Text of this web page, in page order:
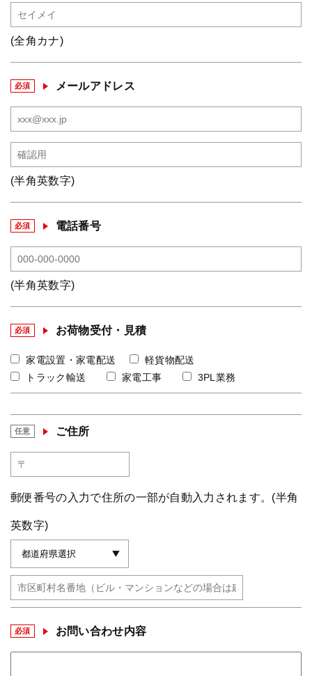
(全角カナ)
必須 メールアドレス
(半角英数字)
必須 電話番号
(半角英数字)
必須 お荷物受付・見積
家電設置・家電配送
軽貨物配送
トラック輸送
家電工事 3PL業務
任意 ご住所
郵便番号の入力で住所の一部が自動入力されます。(半角
英数字)
必須 お問い合わせ内容